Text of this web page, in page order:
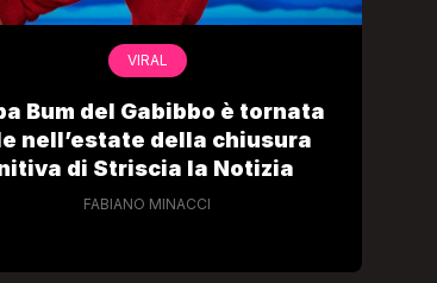
VIRAL
Bum del Gabibbo è tornata
nell’estate della chiusura
di Striscia la Notizia
FABIANO MINACCI